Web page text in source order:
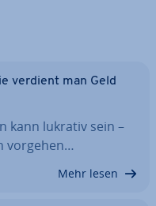
verdient man Geld
kann lukrativ sein –
vorgehen…
Mehr lesen